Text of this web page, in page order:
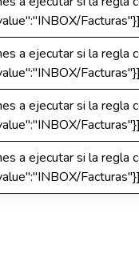
Facturas"}]
a ejecutar si la regla
Facturas"}]
a ejecutar si la regla
Facturas"}]
a ejecutar si la regla
Facturas"}]